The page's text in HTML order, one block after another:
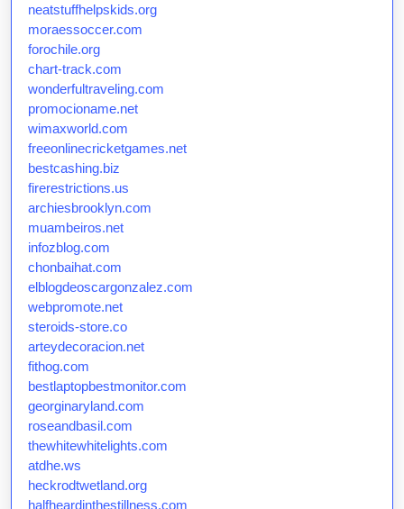
neatstuffhelpskids.org
moraessoccer.com
forochile.org
chart-track.com
wonderfultraveling.com
promocioname.net
wimaxworld.com
freeonlinecricketgames.net
bestcashing.biz
firerestrictions.us
archiesbrooklyn.com
muambeiros.net
infozblog.com
chonbaihat.com
elblogdeoscargonzalez.com
webpromote.net
steroids-store.co
arteydecoracion.net
fithog.com
bestlaptopbestmonitor.com
georginaryland.com
roseandbasil.com
thewhitewhitelights.com
atdhe.ws
heckrodtwetland.org
halfheardinthestillness.com